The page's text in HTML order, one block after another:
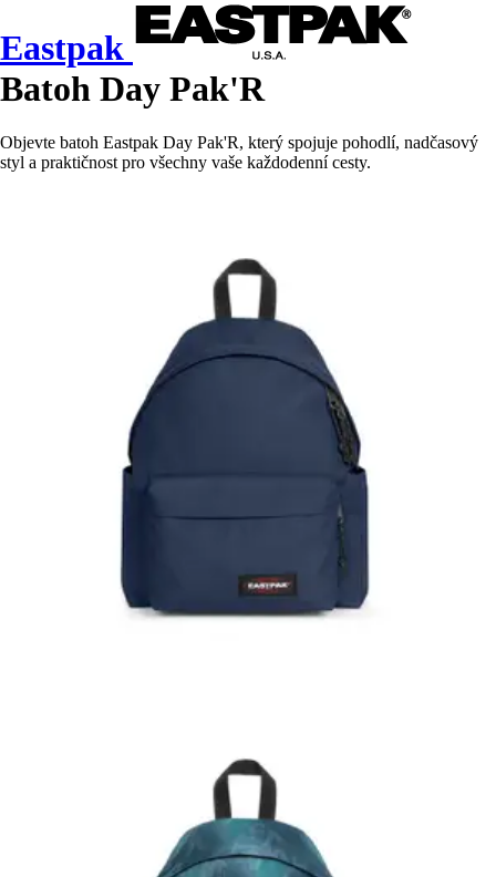
Eastpak
Batoh Day Pak'R
Objevte batoh Eastpak Day Pak'R, který spojuje pohodlí, nadčasový
styl a praktičnost pro všechny vaše každodenní cesty.